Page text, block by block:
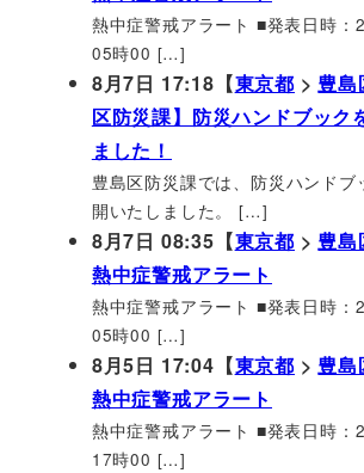
熱中症警戒アラート ■発表日時：
05時00 […]
8月7日 17:18【東京都 >豊島
区防災課】防災ハンドブック
ました！
豊島区防災課では、防災ハンドブ
開いたしました。 […]
8月7日 08:35【東京都 >豊島
熱中症警戒アラート
熱中症警戒アラート ■発表日時：
05時00 […]
8月5日 17:04【東京都 >豊島
熱中症警戒アラート
熱中症警戒アラート ■発表日時：
17時00 […]